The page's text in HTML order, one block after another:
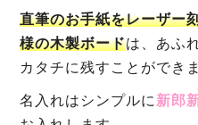
直筆のお手紙をレーザー
様の木製ボードは、あふ
カタチに残すことができ
名入れはシンプルに 新郎